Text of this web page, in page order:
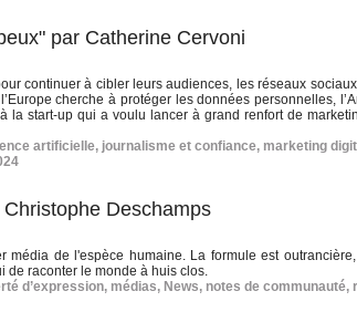
par Catherine Cervoni
continuer à cibler leurs audiences, les réseaux
cherche à protéger les données personnelles,
start-up qui a voulu lancer à grand renfort de
artificielle, journalisme et confiance, marketing
Deschamps
de l'espèce humaine. La formule est
de raconter le monde à huis clos.
d’expression, médias, News, notes de communauté,